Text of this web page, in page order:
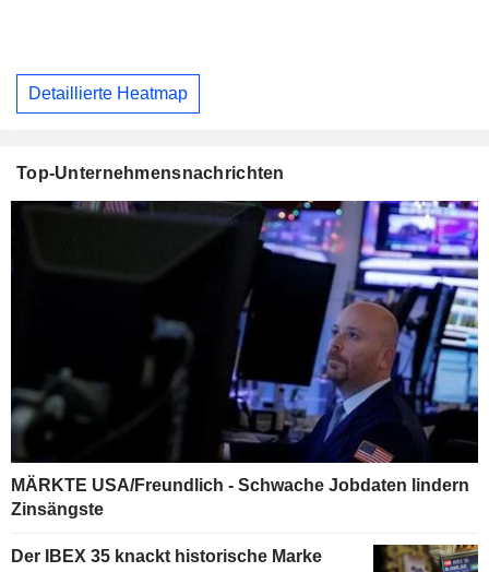
Detaillierte Heatmap
Top-Unternehmensnachrichten
MÄRKTE USA/Freundlich - Schwache Jobdaten lindern
Zinsängste
Der IBEX 35 knackt historische Marke